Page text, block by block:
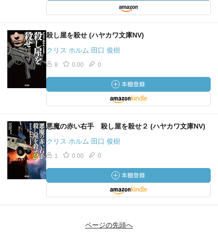
殺し屋を殺せ (ハヤカワ文庫NV)
クリス ホルム 田口 俊樹
8 0.00 0
悪魔の赤い右手 殺し屋を殺せ２ (ハヤカワ文庫NV)
クリス ホルム 田口 俊樹
1 0.00 0
ページの先頭へ